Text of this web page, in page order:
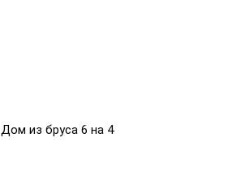
Дом из бруса 6 на 4